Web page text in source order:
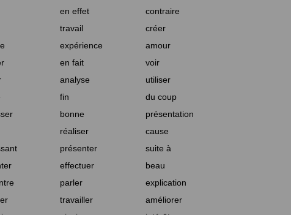
en effet
contraire
travail
créer
expérience
amour
en fait
voir
analyse
utiliser
fin
du coup
bonne
présentation
réaliser
cause
présenter
suite à
effectuer
beau
parler
explication
travailler
améliorer